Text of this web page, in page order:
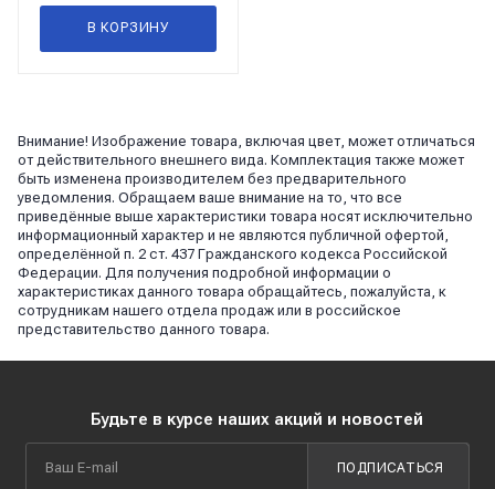
В КОРЗИНУ
Внимание! Изображение товара, включая цвет, может отличаться
от действительного внешнего вида. Комплектация также может
быть изменена производителем без предварительного
уведомления. Обращаем ваше внимание на то, что все
приведённые выше характеристики товара носят исключительно
информационный характер и не являются публичной офертой,
определённой п. 2 ст. 437 Гражданского кодекса Российской
Федерации. Для получения подробной информации о
характеристиках данного товара обращайтесь, пожалуйста, к
сотрудникам нашего отдела продаж или в российское
представительство данного товара.
Будьте в курсе наших акций и новостей
ПОДПИСАТЬСЯ